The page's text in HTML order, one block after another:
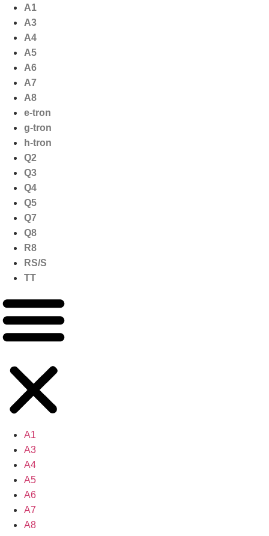
naar
inhoud
A1
A3
A4
A5
A6
A7
A8
e-tron
g-tron
h-tron
Q2
Q3
Q4
Q5
Q7
Q8
R8
RS/S
TT
A1
A3
A4
A5
A6
A7
A8